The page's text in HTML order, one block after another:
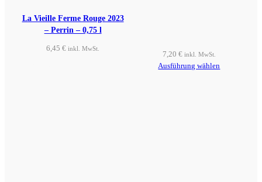
La Vieille Ferme Rouge 2023
– Perrin – 0,75 l
6,45€ inkl. MwSt.
7,20 € inkl. MwSt.
Ausführung wählen